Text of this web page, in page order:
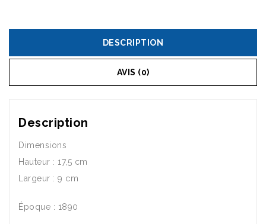
DESCRIPTION
AVIS (0)
Description
Dimensions
Hauteur : 17,5 cm
Largeur : 9 cm
Époque : 1890